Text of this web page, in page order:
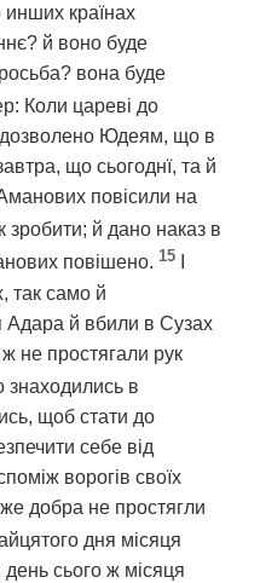
країнах
й воно буде
вона буде
Коли цареві до
Юдеям, що в
що сьогоднї, та й
повісили на
зробити; й дано наказ в
повішено. 15
так само й
Адара й вбили в Сузах
ж не простягали рук
в
щоб стати до
себе від
ворогів своїх
же добра не простягли
дня місяця
сього ж місяця